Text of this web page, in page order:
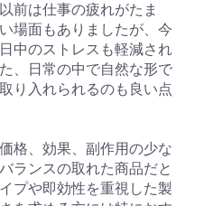
前は仕事の疲れがたま
場面もありましたが、今
中のストレスも軽減され
、日常の中で自然な形で
り入れられるのも良い点
格、効果、副作用の少な
ランスの取れた商品だと
プや即効性を重視した製